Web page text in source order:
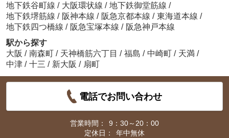
地下鉄谷町線 / 大阪環状線 / 地下鉄御堂筋線 /
地下鉄堺筋線 / 阪神本線 / 阪急京都本線 / 東海道本線 /
地下鉄四つ橋線 / 阪急宝塚本線 / 阪急神戸本線
駅から探す
大阪 / 南森町 / 天神橋筋六丁目 / 福島 / 中崎町 / 天満 /
中津 / 十三 / 新大阪 / 扇町
電話でお問い合わせ
営業時間：
9：30～20：00
定休日：
年中無休